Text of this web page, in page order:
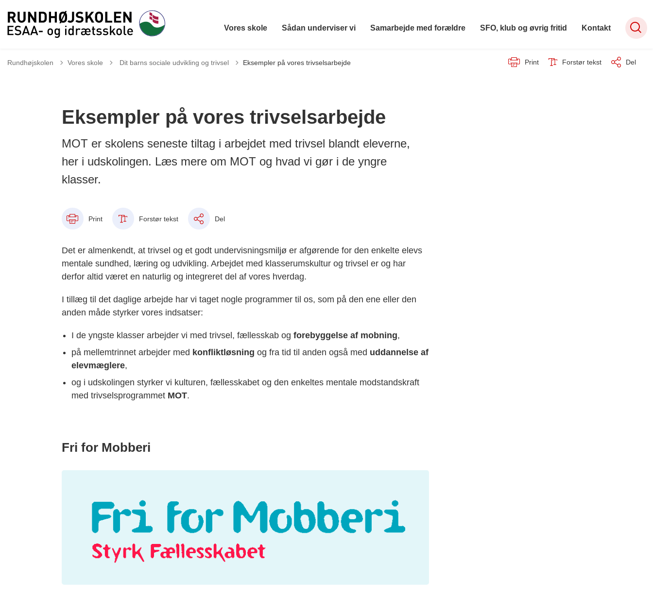
Vores skole Sådan underviser vi Samarbejde med forældre SFO, klub og øvrig fritid Kontakt
Rundhøjskolen Vores skole Tilbage til
Dit barns sociale udvikling og trivsel Eksempler på vores trivselsarbejde Print Forstør tekst Del
Eksempler på vores trivselsarbejde
MOT er skolens seneste tiltag i arbejdet med trivsel blandt eleverne,
her i udskolingen. Læs mere om MOT og hvad vi gør i de yngre
klasser.
Print Forstør tekst Del
Det er almenkendt, at trivsel og et godt undervisningsmiljø er afgørende for den enkelte elevs
mentale sundhed, læring og udvikling. Arbejdet med klasserumskultur og trivsel er og har
derfor altid været en naturlig og integreret del af vores hverdag.
I tillæg til det daglige arbejde har vi taget nogle programmer til os, som på den ene eller den
anden måde styrker vores indsatser:
I de yngste klasser arbejder vi med trivsel, fællesskab og forebyggelse af mobning,
på mellemtrinnet arbejder med konfliktløsning og fra tid til anden også med uddannelse af
elevmæglere,
og i udskolingen styrker vi kulturen, fællesskabet og den enkeltes mentale modstandskraft
med trivselsprogrammet MOT.
Fri for Mobberi